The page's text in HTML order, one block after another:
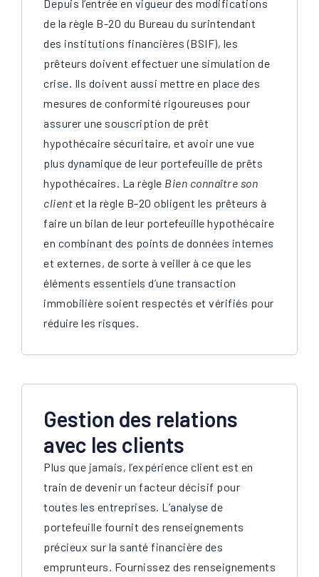
Depuis l’entrée en vigueur des modifications
de la règle B-20 du Bureau du surintendant
des institutions financières (BSIF), les
prêteurs doivent effectuer une simulation de
crise. Ils doivent aussi mettre en place des
mesures de conformité rigoureuses pour
assurer une souscription de prêt
hypothécaire sécuritaire, et avoir une vue
plus dynamique de leur portefeuille de prêts
hypothécaires. La règle Bien connaître son
client et la règle B-20 obligent les prêteurs à
faire un bilan de leur portefeuille hypothécaire
en combinant des points de données internes
et externes, de sorte à veiller à ce que les
éléments essentiels d’une transaction
immobilière soient respectés et vérifiés pour
réduire les risques.
Gestion des relations
avec les clients
Plus que jamais, l’expérience client est en
train de devenir un facteur décisif pour
toutes les entreprises. L’analyse de
portefeuille fournit des renseignements
précieux sur la santé financière des
emprunteurs. Fournissez des renseignements